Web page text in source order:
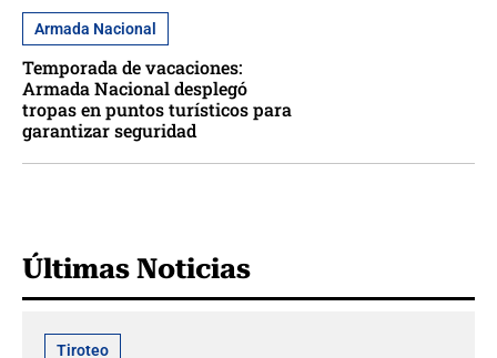
Armada Nacional
Temporada de vacaciones:
Armada Nacional desplegó
tropas en puntos turísticos para
garantizar seguridad
Últimas Noticias
Tiroteo